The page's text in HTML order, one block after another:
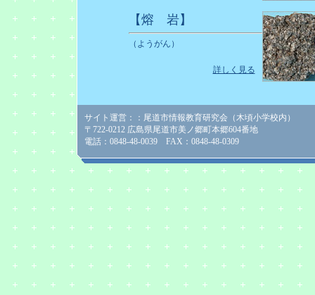
【熔 岩】
（ようがん）
詳しく見る
サイト運営：：尾道市情報教育研究会（木頃小学校内）
〒722-0212 広島県尾道市美ノ郷町本郷604番地
電話：0848-48-0039 FAX：0848-48-0309